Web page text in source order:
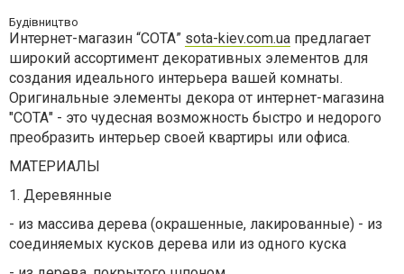
Будівництво
Интернет-магазин “СОТА” sota-kiev.com.ua предлагает
широкий ассортимент декоративных элементов для
создания идеального интерьера вашей комнаты.
Оригинальные элементы декора от интернет-магазина
"СОТА" - это чудесная возможность быстро и недорого
преобразить интерьер своей квартиры или офиса.
МАТЕРИАЛЫ
1. Деревянные
- из массива дерева (окрашенные, лакированные) - из
соединяемых кусков дерева или из одного куска